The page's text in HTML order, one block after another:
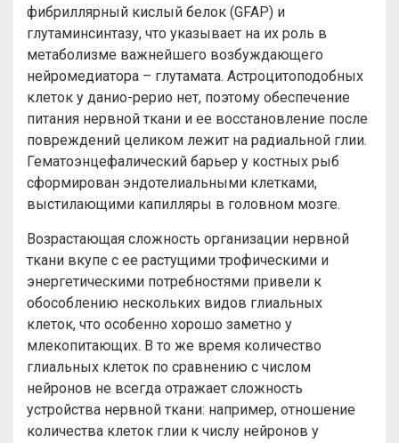
фибриллярный кислый белок (GFAP) и
глутаминсинтазу, что указывает на их роль в
метаболизме важнейшего возбуждающего
нейромедиатора – глутамата. Астроцитоподобных
клеток у данио-рерио нет, поэтому обеспечение
питания нервной ткани и ее восстановление после
повреждений целиком лежит на радиальной глии.
Гематоэнцефалический барьер у костных рыб
сформирован эндотелиальными клетками,
выстилающими капилляры в головном мозге.
Возрастающая сложность организации нервной
ткани вкупе с ее растущими трофическими и
энергетическими потребностями привели к
обособлению нескольких видов глиальных
клеток, что особенно хорошо заметно у
млекопитающих. В то же время количество
глиальных клеток по сравнению с числом
нейронов не всегда отражает сложность
устройства нервной ткани: например, отношение
количества клеток глии к числу нейронов у